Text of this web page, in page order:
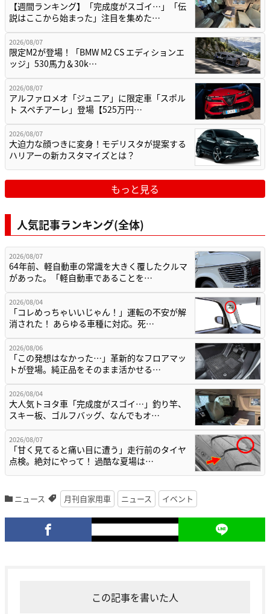
【週間ランキング】「完成度がスゴイ…」「伝
説はここから始まった」注目を集めた…
2026/08/07
限定M2が登場！「BMW M2 CS エディションエ
ッジ」530馬力＆30k…
2026/08/07
アルファロメオ「ジュニア」に限定車「スポル
ト スペチアーレ」登場【525万円…
2026/08/07
大迫力な顔つきに変身！モデリスタが提案する
ハリアーの新カスタマイズとは？
もっと見る
人気記事ランキング(全体)
2026/08/07
64年前、軽自動車の常識を大きく覆したクルマ
があった。「軽自動車であることを…
2026/08/04
「コレめっちゃいいじゃん！」運転の不安が解
消された！ あらゆる車種に対応。死…
2026/08/06
「この発想はなかった…」革新的なフロアマッ
トが登場。純正品をそのまま活かせる…
2026/08/04
大人気トヨタ車「完成度がスゴイ…」釣り竿、
スキー板、ゴルフバッグ、なんでもオ…
2026/08/07
「甘く見てると痛い目に遭う」走行前のタイヤ
点検。絶対にやって！ 過酷な夏場は…
ニュース 月刊自家用車 ニュース イベント
この記事を書いた人